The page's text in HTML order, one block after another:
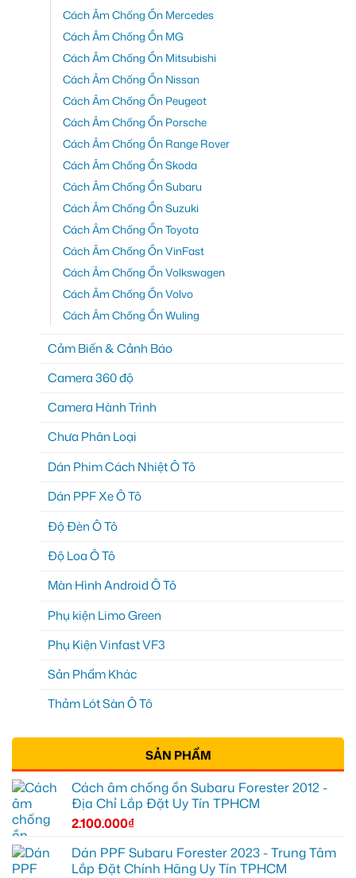
Cách Âm Chống Ồn Mercedes
Cách Âm Chống Ồn MG
Cách Âm Chống Ồn Mitsubishi
Cách Âm Chống Ồn Nissan
Cách Âm Chống Ồn Peugeot
Cách Âm Chống Ồn Porsche
Cách Âm Chống Ồn Range Rover
Cách Âm Chống Ồn Skoda
Cách Âm Chống Ồn Subaru
Cách Âm Chống Ồn Suzuki
Cách Âm Chống Ồn Toyota
Cách Âm Chống Ồn VinFast
Cách Âm Chống Ồn Volkswagen
Cách Âm Chống Ồn Volvo
Cách Âm Chống Ồn Wuling
Cảm Biến & Cảnh Báo
Camera 360 độ
Camera Hành Trình
Chưa Phân Loại
Dán Phim Cách Nhiệt Ô Tô
Dán PPF Xe Ô Tô
Độ Đèn Ô Tô
Độ Loa Ô Tô
Màn Hình Android Ô Tô
Phụ kiện Limo Green
Phụ Kiện Vinfast VF3
Sản Phẩm Khác
Thảm Lót Sàn Ô Tô
SẢN PHẨM
Cách âm chống ồn Subaru Forester 2012 -
Địa Chỉ Lắp Đặt Uy Tín TPHCM
2.100.000₫
Dán PPF Subaru Forester 2023 - Trung Tâm
Lắp Đặt Chính Hãng Uy Tín TPHCM